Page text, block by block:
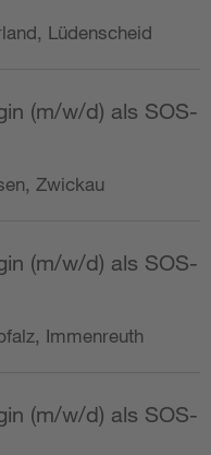
Lüdenscheid
(m/w/d) als SOS-
Zwickau
(m/w/d) als SOS-
Immenreuth
(m/w/d) als SOS-